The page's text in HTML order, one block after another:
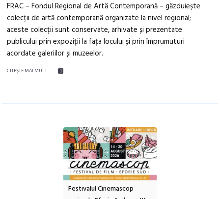
FRAC – Fondul Regional de Artă Contemporană – găzduiește
colecții de artă contemporană organizate la nivel regional;
aceste colecții sunt conservate, arhivate și prezentate
publicului prin expoziții la fața locului și prin împrumuturi
acordate galeriilor și muzeelor.
CITEŞTE MAI MULT
Festivalul Cinemascop